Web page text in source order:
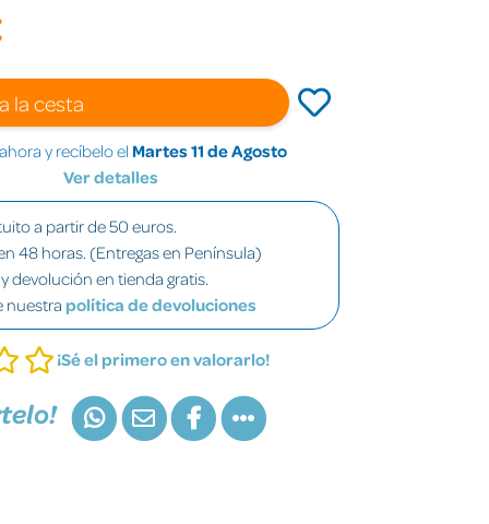
la cesta
y recíbelo el Martes 11 de Agosto
Ver detalles
a partir de 50 euros.
48 horas. (Entregas en Península)
devolución en tienda gratis.
nuestra política de devoluciones
¡Sé el primero en valorarlo!